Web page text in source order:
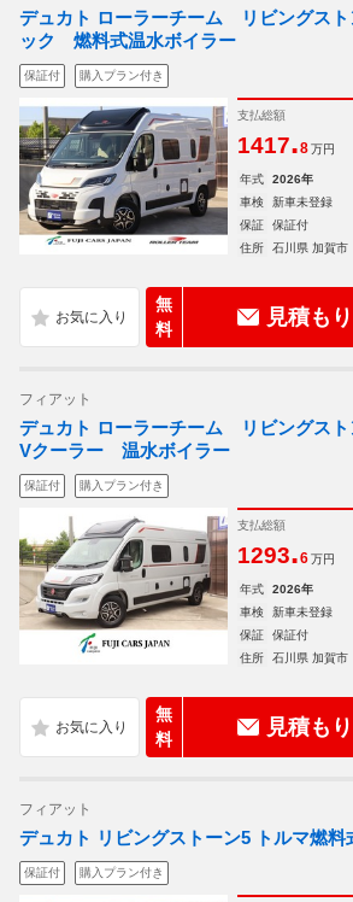
デュカト ローラーチーム リビングスト
ック 燃料式温水ボイラー
保証付 購入プラン付き
支払総額
1417.8 万円
年式 2026年
車検
新車未登録
保証
保証付
住所
石川県 加賀市
無
料
見積も
フィアット
デュカト ローラーチーム リビングス
Vクーラー 温水ボイラー
保証付 購入プラン付き
支払総額
1293.6 万円
年式 2026年
車検
新車未登録
保証
保証付
住所
石川県 加賀市
無
料
見積も
フィアット
デュカト リビングストーン5 トルマ燃料
保証付 購入プラン付き